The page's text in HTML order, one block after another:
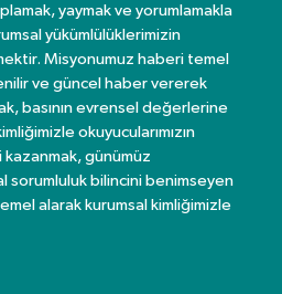
yaymak ve yorumlamakla
yükümlülüklerimizin
Misyonumuz haberi temel
ve güncel haber vererek
basının evrensel değerlerine
okuyucularımızın
günümüz
sorumluluk bilincini benimseyen
alarak kurumsal kimliğimizle